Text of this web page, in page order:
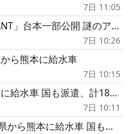
7日 11:05
アルファベットに注目の声「乃木とFみたいな感じ!?」
7日 10:26
ら熊本に給水車
7日 10:15
水車 国も派遣、計180台活動
7日 10:11
熊本に給水車 国も派遣、計180台活動